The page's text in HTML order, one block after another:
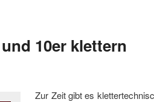
10er klettern
Zur Zeit gibt es